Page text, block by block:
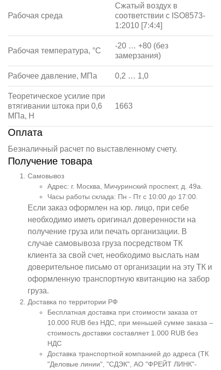
Рабочая среда
Сжатый воздух в
соответствии с ISO8573-
1:2010 [7:4:4]
Рабочая температура, °С
-20 … +80 (без
замерзания)
Рабочее давление, МПа 0,2 … 1,0
Теоретическое усилие при
втягивании штока при 0,6
МПа, Н
1663
Оплата
Безналичный расчет по выставленному счету.
Получение товара
Самовывоз
Адрес: г. Москва, Мичуринский проспект, д. 49а.
Часы работы склада: Пн - Пт с 10:00 до 17:00.
Если заказ оформлен на юр. лицо, при себе
необходимо иметь оригинал доверенности на
получение груза или печать организации. В
случае самовывоза груза посредством ТК
клиента за свой счет, необходимо выслать нам
доверительное письмо от организации на эту ТК и
оформленную транспортную квитанцию на забор
груза.
Доставка по территории РФ
Бесплатная доставка при стоимости заказа от
10.000 RUB без НДС, при меньшей сумме заказа –
стоимость доставки составляет 1.000 RUB без
НДС
Доставка транспортной компанией до адреса (ТК
"Деловые линии", "СДЭК", АО "ФРЕЙТ ЛИНК"-